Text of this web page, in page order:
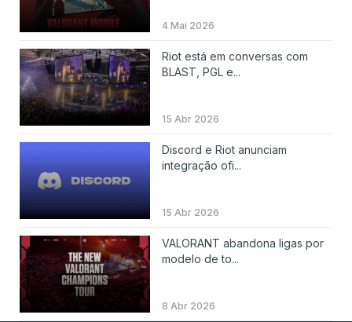
4 Mai 2026
Riot está em conversas com
BLAST, PGL e...
15 Abr 2026
Discord e Riot anunciam
integração ofi...
15 Abr 2026
VALORANT abandona ligas por
modelo de to...
8 Abr 2026